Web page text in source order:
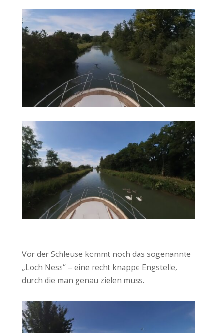
Vor der Schleuse kommt noch das sogenannte
„Loch Ness“ – eine recht knappe Engstelle,
durch die man genau zielen muss.